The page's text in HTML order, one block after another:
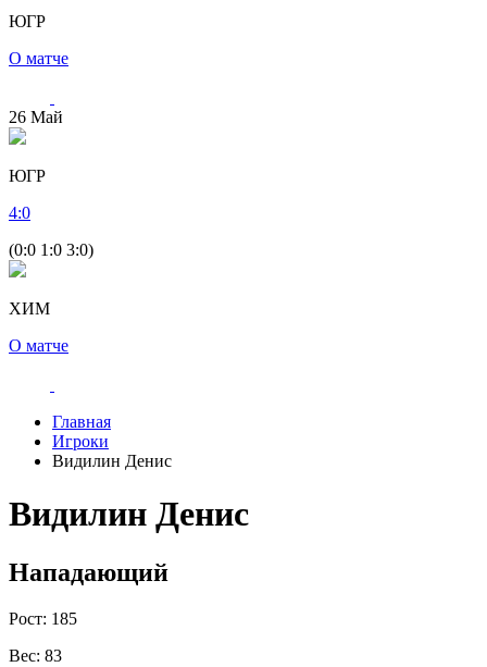
ЮГР
О матче
26 Май
ЮГР
4:0
(0:0 1:0 3:0)
ХИМ
О матче
Главная
Игроки
Видилин Денис
Видилин Денис
Нападающий
Рост: 185
Вес: 83